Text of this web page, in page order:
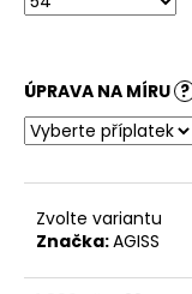
ÚPRAVA NA MÍRU ?
Zvolte variantu
Značka:AGISS
p
o
r
u
u
e